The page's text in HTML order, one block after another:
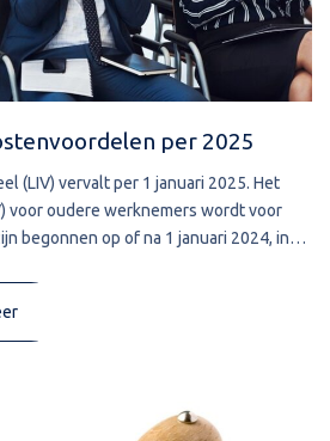
per 2025
(LIV) vervalt per 1 januari 2025. Het
voor oudere werknemers wordt voor
begonnen op of na 1 januari 2024, in